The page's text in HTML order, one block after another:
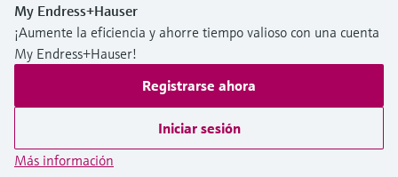
My Endress+Hauser
¡Aumente la eficiencia y ahorre tiempo valioso con una cuenta
My Endress+Hauser!
Registrarse ahora
Iniciar sesión
Más información